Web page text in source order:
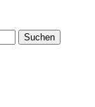
Suchen